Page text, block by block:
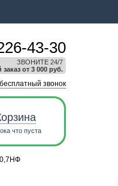
0,7НФ
43-30
ЗВОНИТЕ 24/7
от 3 000 руб.
звонок
что пуста